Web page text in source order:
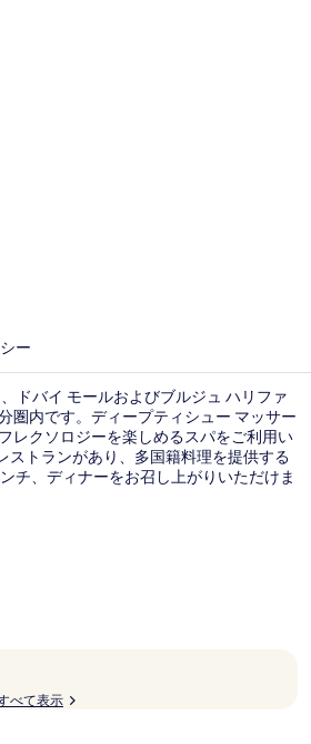
ー
ドバイ モールおよびブルジュ ハリファ
圏内です。ディープティシュー マッサー
レクソロジーを楽しめるスパをご利用い
ストランがあり、多国籍料理を提供する
チ、ディナーをお召し上がりいただけま
バーが備わっています。旅行者は親切な
コンディションを高く評価しています。
です。
べて表示